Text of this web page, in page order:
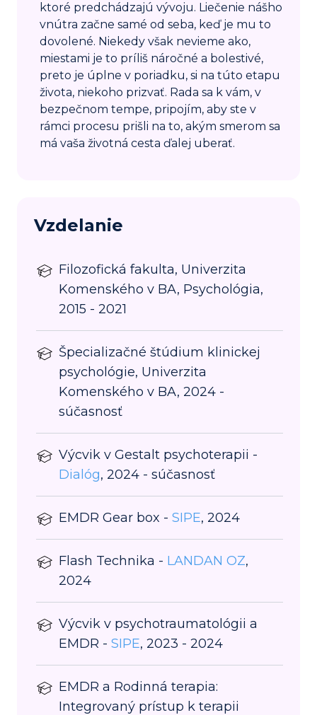
ktoré predchádzajú vývoju. Liečenie nášho
vnútra začne samé od seba, keď je mu to
dovolené. Niekedy však nevieme ako,
miestami je to príliš náročné a bolestivé,
preto je úplne v poriadku, si na túto etapu
života, niekoho prizvať. Rada sa k vám, v
bezpečnom tempe, pripojím, aby ste v
rámci procesu prišli na to, akým smerom sa
má vaša životná cesta ďalej uberať.
Vzdelanie
Filozofická fakulta, Univerzita
Komenského v BA, Psychológia,
2015 - 2021
Špecializačné štúdium klinickej
psychológie, Univerzita
Komenského v BA, 2024 -
súčasnosť
Výcvik v Gestalt psychoterapii -
Dialóg, 2024 - súčasnosť
EMDR Gear box - SIPE, 2024
Flash Technika - LANDAN OZ,
2024
Výcvik v psychotraumatológii a
EMDR - SIPE, 2023 - 2024
EMDR a Rodinná terapia:
Integrovaný prístup k terapii